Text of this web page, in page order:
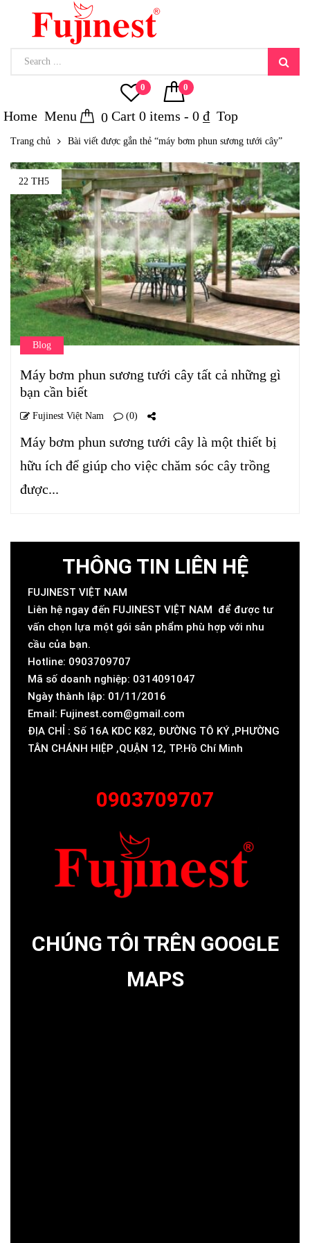
0 0
Home Menu 0 Cart 0 items - 0 ₫ Top
Trang chủ Bài viết được gắn thẻ “máy bơm phun sương tưới cây”
22 TH5
Blog
Máy bơm phun sương tưới cây tất cả những gì
bạn cần biết
Fujinest Việt Nam (0)
Máy bơm phun sương tưới cây là một thiết bị
hữu ích để giúp cho việc chăm sóc cây trồng
được...
THÔNG TIN LIÊN HỆ
FUJINEST VIỆT NAM
Liên hệ ngay đến FUJINEST VIỆT NAM để được tư
vấn chọn lựa một gói sản phẩm phù hợp với nhu
cầu của bạn.
Hotline: 0903709707
Mã số doanh nghiệp: 0314091047
Ngày thành lập: 01/11/2016
Email: Fujinest.com@gmail.com
ĐỊA CHỈ : Số 16A KDC K82, ĐƯỜNG TÔ KÝ ,PHƯỜNG
TÂN CHÁNH HIỆP ,QUẬN 12, TP.Hồ Chí Minh
0903709707
CHÚNG TÔI TRÊN GOOGLE
MAPS